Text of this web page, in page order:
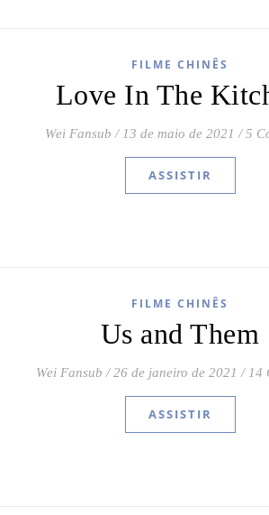
FILME CHINÊS
Love In The
Wei Fansub / 13 de maio de 2021 / 5
ASSISTIR
FILME CHINÊS
Us and Them
Wei Fansub / 26 de janeiro de 2021 / 14
ASSISTIR